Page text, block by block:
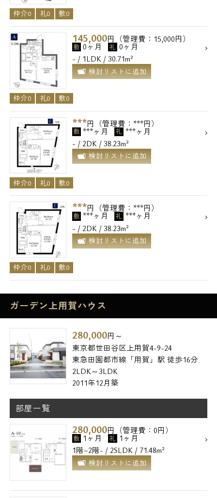
仲介0 礼0 敷0
145,000円（管理費：15,000円）
敷 0ヶ月 礼 0ヶ月
- / 1LDK / 30.71m²
検討リストに追加
仲介0 礼0 敷0
***円（管理費：***円）
敷 ***ヶ月 礼 ***ヶ月
- / 2DK / 38.23m²
検討リストに追加
仲介0 礼0 敷0
***円（管理費：***円）
敷 ***ヶ月 礼 ***ヶ月
- / 2DK / 38.23m²
検討リストに追加
仲介0 礼0 敷0
ガーデン上用賀ハウス
280,000円～
東京都世田谷区上用賀4-9-24
東急田園都市線「用賀」駅 徒歩16分
2LDK～3LDK
2011年12月築
部屋一覧
280,000円（管理費：0円）
敷 1ヶ月 礼 1ヶ月
1階~2階- / 2SLDK / 71.48m²
検討リストに追加